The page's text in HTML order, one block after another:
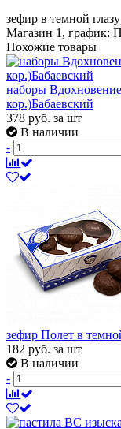
зефир в темной
Магазин 1, график:
Похожие товары
наборы
кор.)Бабаевский
378 руб. за шт
В наличии
-
зефир Полет в
182 руб. за шт
В наличии
-